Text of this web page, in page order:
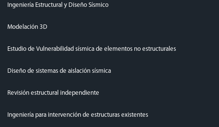
Ingeniería Estructural y Diseño Sísmico
Modelación 3D
Estudio de Vulnerabilidad sísmica de elementos no estructurales
Diseño de sistemas de aislación sísmica
Revisión estructural independiente
Ingeniería para intervención de estructuras existentes